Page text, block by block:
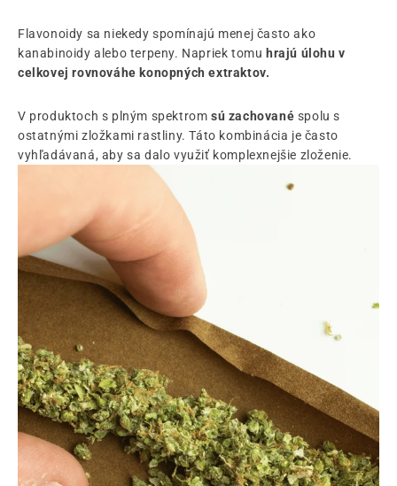
Flavonoidy sa niekedy spomínajú menej často ako
kanabinoidy alebo terpeny. Napriek tomu hrajú úlohu v
celkovej rovnováhe konopných extraktov.
V produktoch s plným spektrom sú zachované spolu s
ostatnými zložkami rastliny. Táto kombinácia je často
vyhľadávaná, aby sa dalo využiť komplexnejšie zloženie.